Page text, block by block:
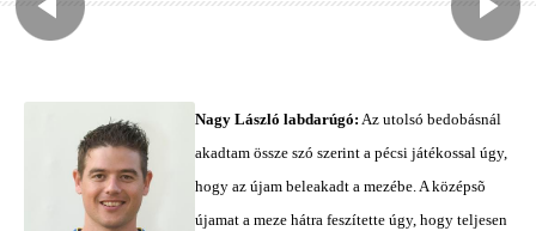
Nagy László labdarúgó: Az utolsó bedobásnál
akadtam össze szó szerint a pécsi játékossal úgy,
hogy az újam beleakadt a mezébe. A középsõ
újamat a meze hátra feszítette úgy, hogy teljesen